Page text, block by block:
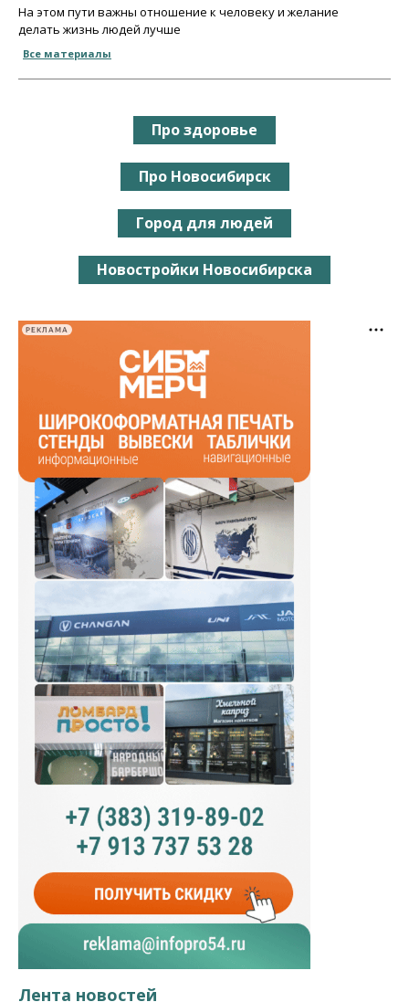
На этом пути важны отношение к человеку и желание
делать жизнь людей лучше
Все материалы
Про здоровье
Про Новосибирск
Город для людей
Новостройки Новосибирска
РЕКЛАМА
Лента новостей